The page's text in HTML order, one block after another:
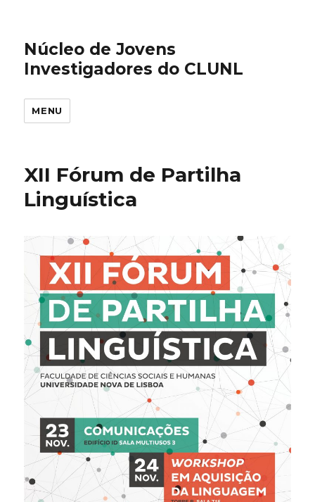
Núcleo de Jovens
Investigadores do CLUNL
MENU
XII Fórum de Partilha
Linguística